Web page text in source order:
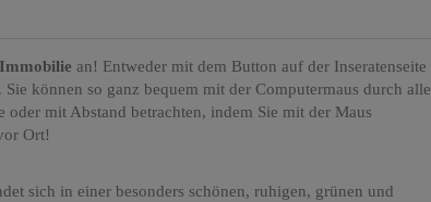
an! Entweder mit dem Button auf der Inseratenseite
können so ganz bequem mit der Computermaus durch alle
mit Abstand betrachten, indem Sie mit der Maus
Ort!
sich in einer besonders schönen, ruhigen, grünen und